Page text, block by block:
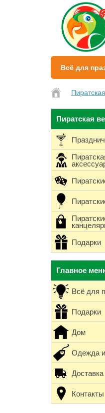
Всё для
Пиратская
Подарки
Главное
Всё для
Подарки
Дом
Одежда
Контакты